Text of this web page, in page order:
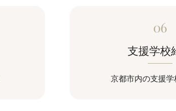
06
支援学校
京都市内の支援学